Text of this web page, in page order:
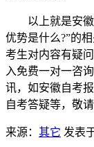
以上就是安徽
优势是什么?”的
考生对内容有疑
入免费一对一咨
讯，如安徽自考
自考答疑等，敬
来源： 其它 发表